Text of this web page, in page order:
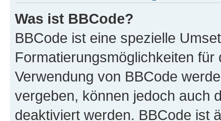
Was ist BBCode?
BBCode ist eine spezielle
Formatierungsmöglichkeiten
Verwendung von BBCode
vergeben, können jedoch auch
deaktiviert werden. BBCode ist